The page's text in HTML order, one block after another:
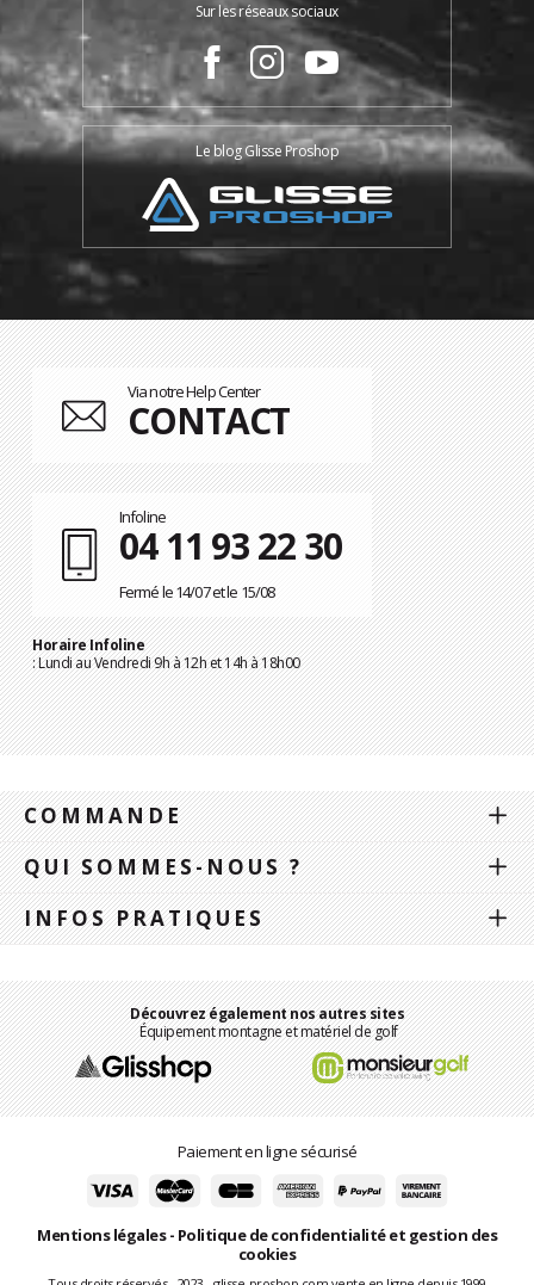
Sur les réseaux sociaux
Le blog Glisse Proshop
Via notre Help Center
CONTACT
Infoline
04 11 93 22 30
Fermé le 14/07 et le 15/08
Horaire Infoline
: Lundi au Vendredi 9h à 12h et 14h à 18h00
COMMANDE
QUI SOMMES-NOUS ?
INFOS PRATIQUES
Découvrez également nos autres sites
Équipement montagne et matériel de golf
Paiement en ligne sécurisé
Mentions légales- Politique de confidentialité et gestion des
cookies